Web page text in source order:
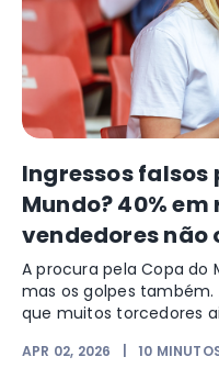
Ingressos falsos
Mundo? 40%
vendedores não
A procura pela Copa do
mas os golpes também.
que muitos torcedores
APR 02, 2026 |10